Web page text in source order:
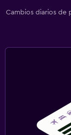
Cambios diarios de